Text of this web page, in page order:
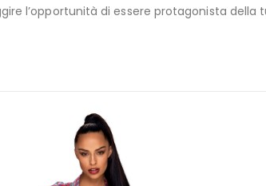
l’opportunità di essere protagonista della